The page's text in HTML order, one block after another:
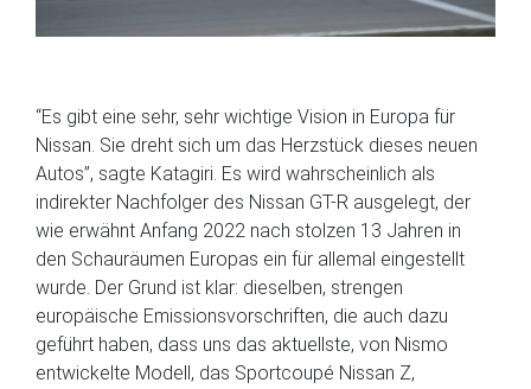
“Es gibt eine sehr, sehr wichtige Vision in Europa für
Nissan. Sie dreht sich um das Herzstück dieses neuen
Autos”, sagte Katagiri. Es wird wahrscheinlich als
indirekter Nachfolger des Nissan GT-R ausgelegt, der
wie erwähnt Anfang 2022 nach stolzen 13 Jahren in
den Schauräumen Europas ein für allemal eingestellt
wurde. Der Grund ist klar: dieselben, strengen
europäische Emissionsvorschriften, die auch dazu
geführt haben, dass uns das aktuellste, von Nismo
entwickelte Modell, das Sportcoupé Nissan Z,